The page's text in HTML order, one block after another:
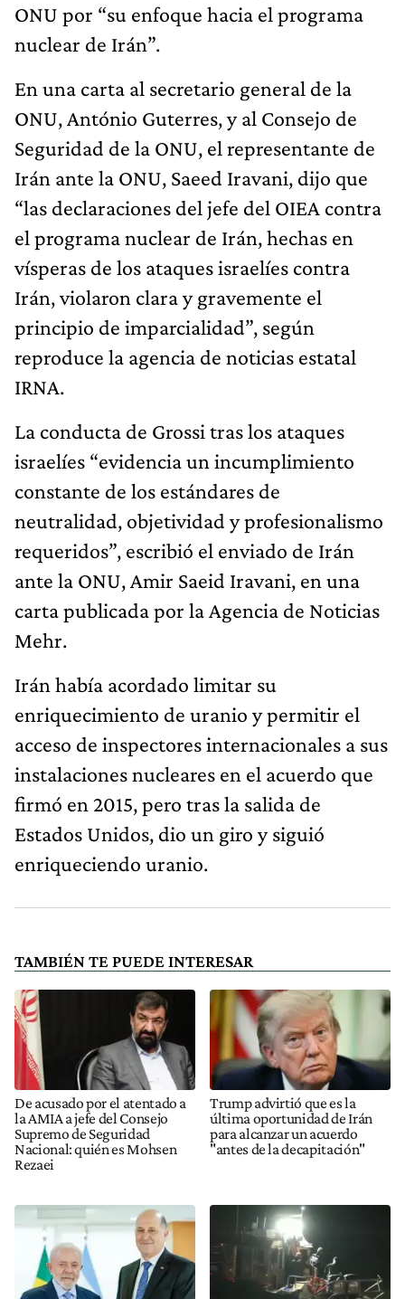
ONU por “su enfoque hacia el programa
nuclear de Irán”.
En una carta al secretario general de la
ONU, António Guterres, y al Consejo de
Seguridad de la ONU, el representante de
Irán ante la ONU, Saeed Iravani, dijo que
“las declaraciones del jefe del OIEA contra
el programa nuclear de Irán, hechas en
vísperas de los ataques israelíes contra
Irán, violaron clara y gravemente el
principio de imparcialidad”, según
reproduce la agencia de noticias estatal
IRNA.
La conducta de Grossi tras los ataques
israelíes “evidencia un incumplimiento
constante de los estándares de
neutralidad, objetividad y profesionalismo
requeridos”, escribió el enviado de Irán
ante la ONU, Amir Saeid Iravani, en una
carta publicada por la Agencia de Noticias
Mehr.
Irán había acordado limitar su
enriquecimiento de uranio y permitir el
acceso de inspectores internacionales a sus
instalaciones nucleares en el acuerdo que
firmó en 2015, pero tras la salida de
Estados Unidos, dio un giro y siguió
enriqueciendo uranio.
TAMBIÉN TE PUEDE INTERESAR
De acusado por el atentado a
la AMIA a jefe del Consejo
Supremo de Seguridad
Nacional: quién es Mohsen
Rezaei
Trump advirtió que es la
última oportunidad de Irán
para alcanzar un acuerdo
"antes de la decapitación"